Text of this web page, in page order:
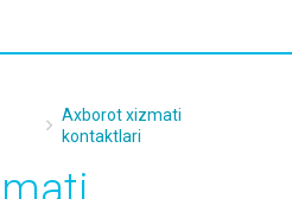
Axborot xizmati
kontaktlari